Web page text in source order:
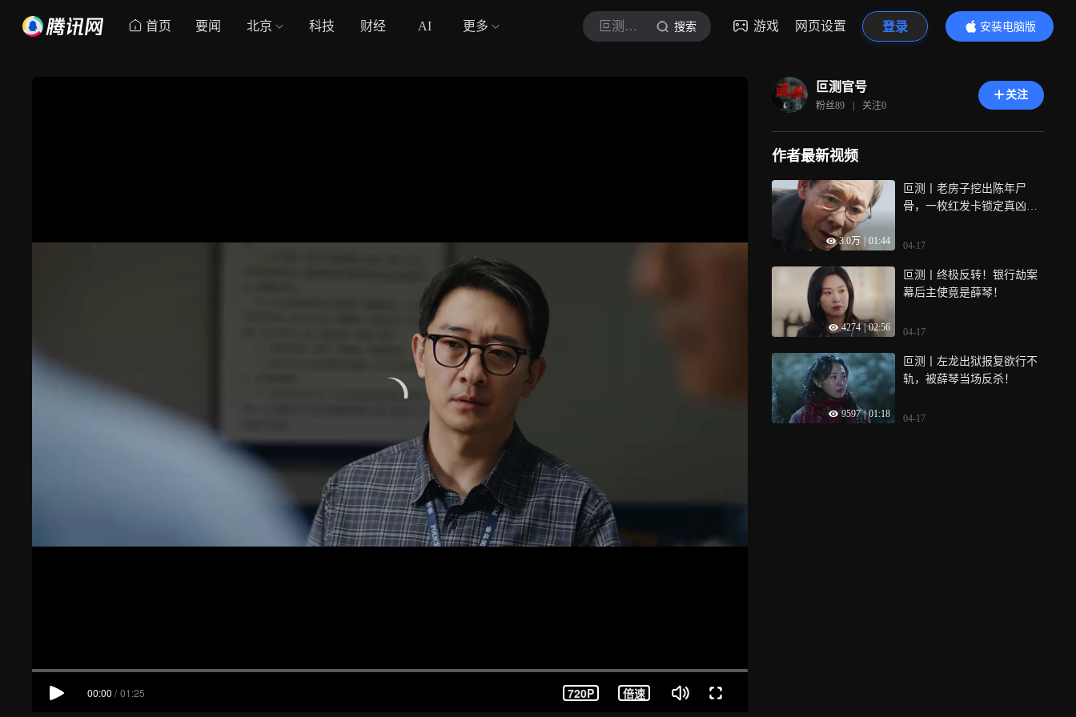
首页 要闻 北京 科技 财经 AI 更多 叵测官号 搜索 游戏 网页设置 登录
安装电脑版
内容更精彩
00:00 / 01:25 720P 倍速
叵测官号
粉丝89 | 关注0
关注
作者最新视频
3.0万 | 01:44
叵测丨老房子挖出陈年尸
骨，一枚红发卡锁定真凶薛
04-17
4274 | 02:56
叵测丨终极反转！银行劫案
幕后主使竟是薛琴！
04-17
9597 | 01:18
叵测丨左龙出狱报复欲行不
轨，被薛琴当场反杀！
04-17